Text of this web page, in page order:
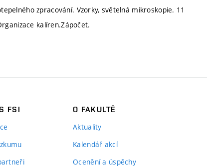
zpracování. Vzorky, světelná mikroskopie. 11
kalíren.Zápočet.
FSI
O FAKULTĚ
Aktuality
Kalendář akcí
Ocenění a úspěchy